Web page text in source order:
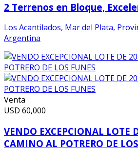
2 Terrenos en Bloque,
Los Acantilados, Mar del Plata,
Argentina
Venta
USD 60,000
VENDO EXCEPCIONAL LOTE
CAMINO AL POTRERO DE